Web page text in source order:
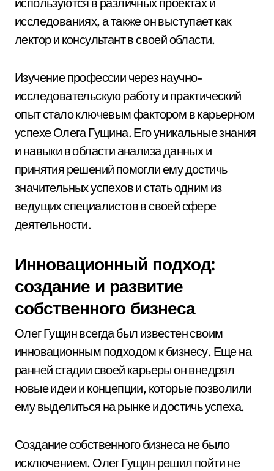
исследованиях, а также он выступает как
лектор и консультант в своей области.
Изучение профессии через научно-
исследовательскую работу и практический
опыт стало ключевым фактором в карьерном
успехе Олега Гущина. Его уникальные знания
и навыки в области анализа данных и
принятия решений помогли ему достичь
значительных успехов и стать одним из
ведущих специалистов в своей сфере
деятельности.
Инновационный подход:
создание и развитие
собственного бизнеса
Олег Гущин всегда был известен своим
инновационным подходом к бизнесу. Еще на
ранней стадии своей карьеры он внедрял
новые идеи и концепции, которые позволили
ему выделиться на рынке и достичь успеха.
Создание собственного бизнеса не было
исключением. Олег Гущин решил пойти не